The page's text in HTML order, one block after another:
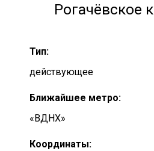
Рогачёвское
Тип:
действующее
Ближайшее метро:
«ВДНХ»
Координаты: